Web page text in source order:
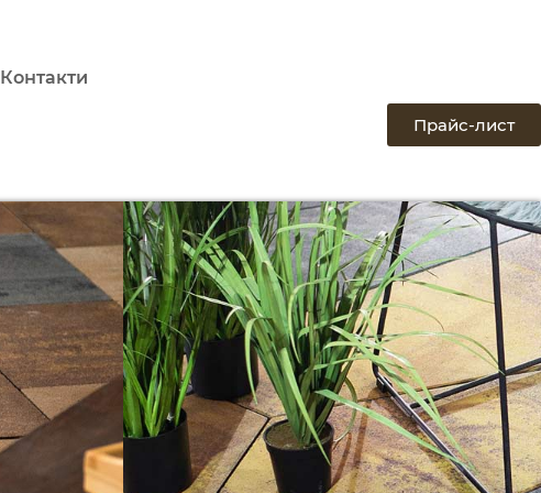
Контакти
Прайс-лист
Ексклюзивний
партнер компанії
в